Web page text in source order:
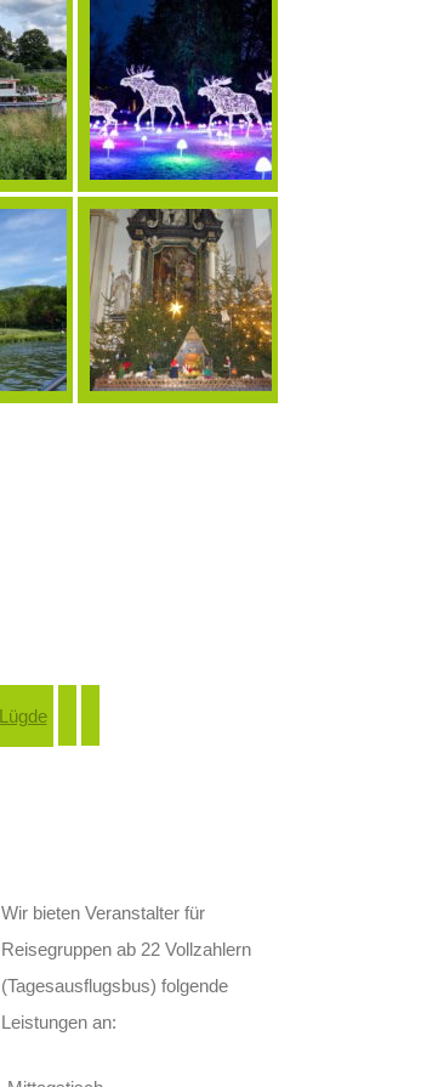
Wir bieten Veranstalter für
Reisegruppen ab 22 Vollzahlern
(Tagesausflugsbus) folgende
Leistungen an: